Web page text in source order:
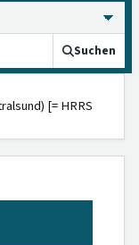
Suchen
[= HRRS